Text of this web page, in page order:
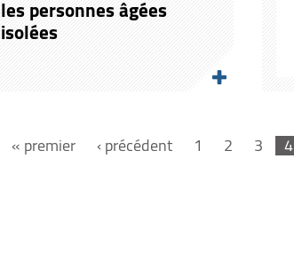
les personnes âgées
isolées
« premier ‹ précédent 1 2 3 4